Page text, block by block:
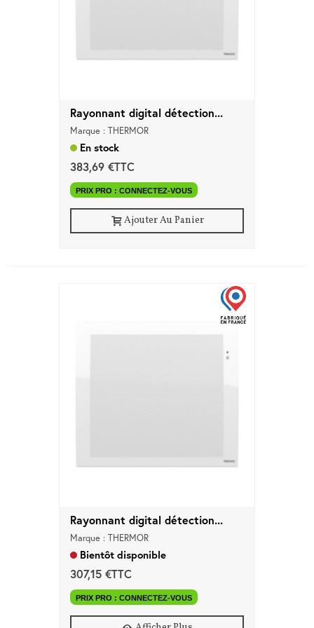
Rayonnant digital détection...
Marque : THERMOR
En stock
383,69 €TTC
PRIX PRO : CONNECTEZ-VOUS
Ajouter Au Panier
Rayonnant digital détection...
Marque : THERMOR
Bientôt disponible
307,15 €TTC
PRIX PRO : CONNECTEZ-VOUS